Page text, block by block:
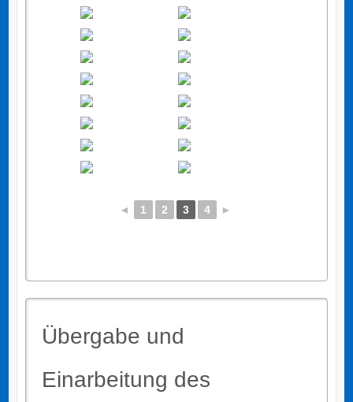
◄ 1 2 3 4 ►
Übergabe und
Einarbeitung des